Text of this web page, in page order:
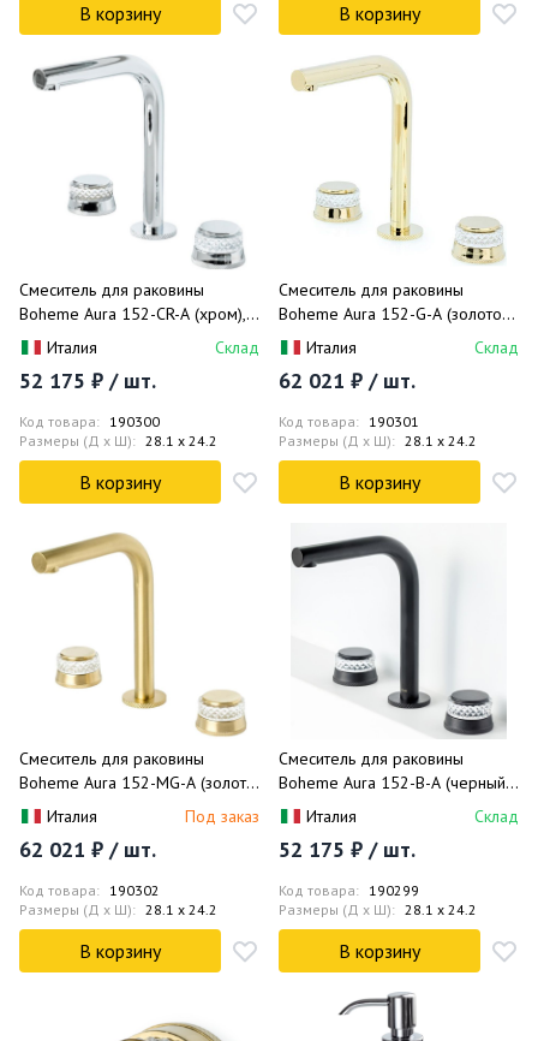
В корзину В корзину
Смеситель для раковины
Boheme Aura 152-CR-A (хром),
без донного клапана
Италия Склад
52 175 ₽ / шт.
Код товара: 190300
Размеры (Д x Ш): 28.1 x 24.2
В корзину
Смеситель для раковины
Boheme Aura 152-G-A (золотой),
без донного клапана
Италия Склад
62 021 ₽ / шт.
Код товара: 190301
Размеры (Д x Ш): 28.1 x 24.2
В корзину
Смеситель для раковины
Boheme Aura 152-MG-A (золото
матовое), без донного клапана
Италия Под заказ
62 021 ₽ / шт.
Код товара: 190302
Размеры (Д x Ш): 28.1 x 24.2
В корзину
Смеситель для раковины
Boheme Aura 152-B-A (черный
матовый), без донного клапана
Италия Склад
52 175 ₽ / шт.
Код товара: 190299
Размеры (Д x Ш): 28.1 x 24.2
В корзину